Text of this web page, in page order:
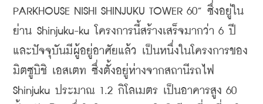
PARKHOUSE NISHI SHINJUKU TOWER 60” ซึ่งอยู่ใน
ย่าน Shinjuku-ku โครงการนี้สร้างเสร็จมากว่า 6 ปี
และปัจจุบันมีผู้อยู่อาศัยแล้ว เป็นหนึ่งในโครงการของ
มิตซูบิชิ เอสเตท ซึ่งตั้งอยู่ห่างจากสถานีรถไฟ
Shinjuku ประมาณ 1.2 กิโลเมตร เป็นอาคารสูง 60